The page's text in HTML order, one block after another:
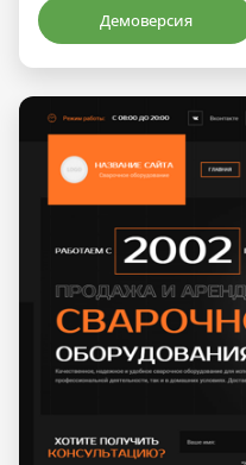
Демоверсия